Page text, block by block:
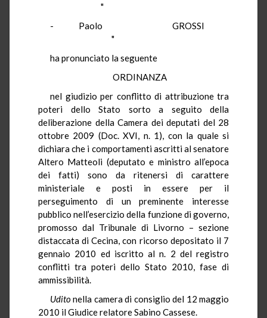
"
- Paolo GROSSI
"
ha pronunciato la seguente
ORDINANZA
nel giudizio per conflitto di attribuzione tra
poteri dello Stato sorto a seguito della
deliberazione della Camera dei deputati del 28
ottobre 2009 (Doc. XVI, n. 1), con la quale si
dichiara che i comportamenti ascritti al senatore
Altero Matteoli (deputato e ministro all’epoca
dei fatti) sono da ritenersi di carattere
ministeriale e posti in essere per il
perseguimento di un preminente interesse
pubblico nell’esercizio della funzione di governo,
promosso dal Tribunale di Livorno – sezione
distaccata di Cecina, con ricorso depositato il 7
gennaio 2010 ed iscritto al n. 2 del registro
conflitti tra poteri dello Stato 2010, fase di
ammissibilità.
Uditonella camera di consiglio del 12 maggio
2010 il Giudice relatore Sabino Cassese.